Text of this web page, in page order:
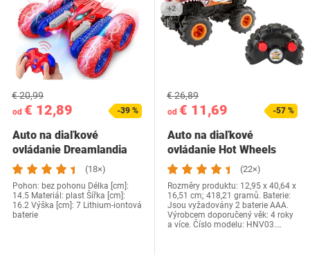
od € 12,89
€ 20,99
-39 %
Auto na diaľkové
ovládanie Dreamlandia
WJ12844
(18×)
Pohon: bez pohonu Délka [cm]:
14.5 Materiál: plast Šířka [cm]:
16.2 Výška [cm]: 7 ‎Lithium-iontová
baterie
+2
od € 11,69
€ 26,89
-57 %
Auto na diaľkové
ovládanie Hot Wheels
Monster Trucks, HW…
(22×)
Rozměry produktu: 12,95 x 40,64 x
16,51 cm; 418,21 gramů. Baterie:
Jsou vyžadovány 2 baterie AAA.
Výrobcem doporučený věk: 4 roky
a více. Číslo modelu: HNV03.…